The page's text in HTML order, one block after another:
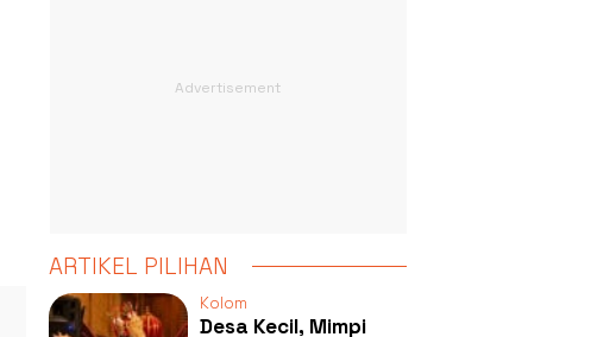
ARTIKEL PILIHAN
Kolom
Desa Kecil, Mimpi